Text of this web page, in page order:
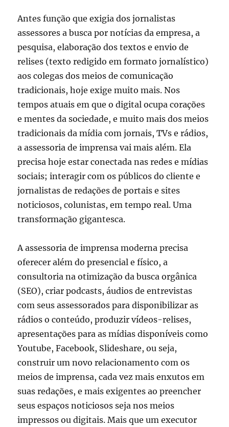
Antes função que exigia dos jornalistas
assessores a busca por notícias da empresa, a
pesquisa, elaboração dos textos e envio de
relises (texto redigido em formato jornalístico)
aos colegas dos meios de comunicação
tradicionais, hoje exige muito mais. Nos
tempos atuais em que o digital ocupa corações
e mentes da sociedade, e muito mais dos meios
tradicionais da mídia com jornais, TVs e rádios,
a assessoria de imprensa vai mais além. Ela
precisa hoje estar conectada nas redes e mídias
sociais; interagir com os públicos do cliente e
jornalistas de redações de portais e sites
noticiosos, colunistas, em tempo real. Uma
transformação gigantesca.
A assessoria de imprensa moderna precisa
oferecer além do presencial e físico, a
consultoria na otimização da busca orgânica
(SEO), criar podcasts, áudios de entrevistas
com seus assessorados para disponibilizar as
rádios o conteúdo, produzir vídeos-relises,
apresentações para as mídias disponíveis como
Youtube, Facebook, Slideshare, ou seja,
construir um novo relacionamento com os
meios de imprensa, cada vez mais enxutos em
suas redações, e mais exigentes ao preencher
seus espaços noticiosos seja nos meios
impressos ou digitais. Mais que um executor